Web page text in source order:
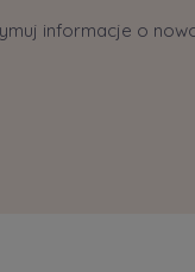
informacje o